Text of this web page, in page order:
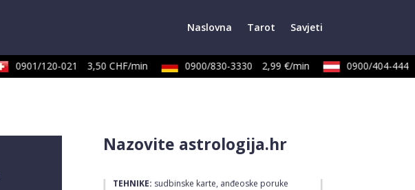
Naslovna Tarot Savjeti
0901/120-021 3,50 CHF/min 0900/830-3330 2,99 €/min 0900/404-444
Nazovite astrologija.hr
Tarot savjetnik je zauzet